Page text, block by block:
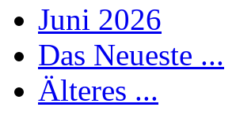
Juni 2026
Das Neueste ...
Älteres ...